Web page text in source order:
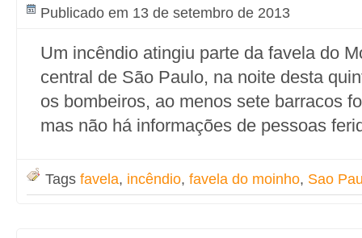
Publicado em 13 de setembro de 2013
Um incêndio atingiu parte da favela do
central de São Paulo, na noite desta
os bombeiros, ao menos sete barracos
mas não há informações de pessoas
Tags favela, incêndio, favela do moinho, Sao